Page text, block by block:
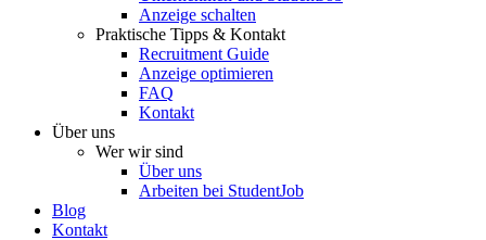
Anzeige schalten
Praktische Tipps & Kontakt
Recruitment Guide
Anzeige optimieren
FAQ
Kontakt
Über uns
Wer wir sind
Über uns
Arbeiten bei StudentJob
Blog
Kontakt